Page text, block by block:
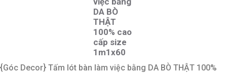
{Góc Decor} Tấm lót bàn làm việc bằng DA BÒ THẬT 100%